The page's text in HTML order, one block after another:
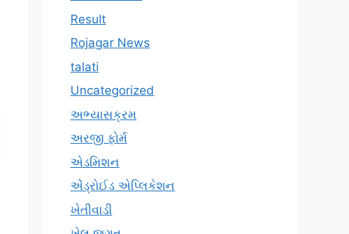
Result
Rojagar News
talati
Uncategorized
અભ્યાસક્રમ
અરજી ફોર્મ
એડમિશન
એંડ્રોઈડ એપ્લિકેશન
ખેતીવાડી